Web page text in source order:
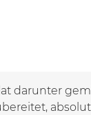
darunter